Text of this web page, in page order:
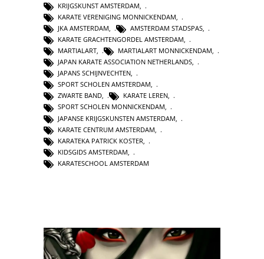
KRIJGSKUNST AMSTERDAM
KARATE VERENIGING MONNICKENDAM
JKA AMSTERDAM, AMSTERDAM STADSPAS,
KARATE GRACHTENGORDEL AMSTERDAM,
MARTIALART, MARTIALART MONNICKENDAM,
JAPAN KARATE ASSOCIATION NETHERLANDS,
JAPANS SCHIJNVECHTEN,
SPORT SCHOLEN AMSTERDAM,
ZWARTE BAND, KARATE LEREN,
SPORT SCHOLEN MONNICKENDAM,
JAPANSE KRIJGSKUNSTEN AMSTERDAM
KARATE CENTRUM AMSTERDAM
KARATEKA PATRICK KOSTER
KIDSGIDS AMSTERDAM
KARATESCHOOL AMSTERDAM